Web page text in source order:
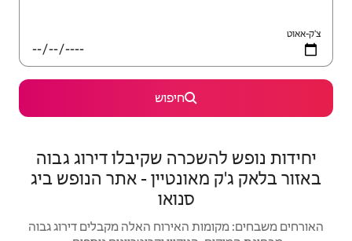
שקיבלו דירוג גבוה
- אתר הנופש ביג
האלה מקבלים דירוג גבוה